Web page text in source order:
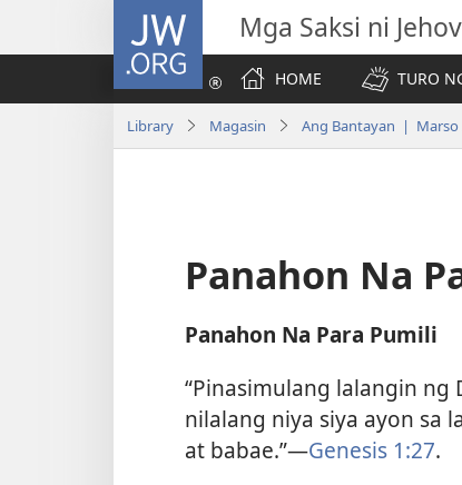
JW.ORG Mga Saksi ni
HOME
TURO
Library Magasin Ang Bantayan | Marso
Panahon Na
Panahon Na Para Pumili
“Pinasimulang lalangin ng
nilalang niya siya ayon sa
at babae.”​—Genesis 1:27.